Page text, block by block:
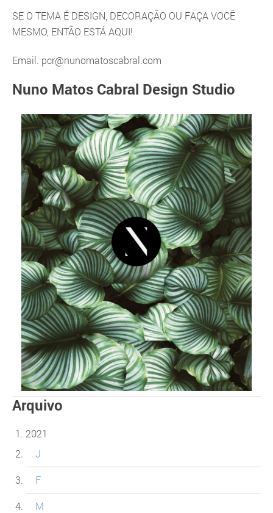
SE O TEMA É DESIGN, DECORAÇÃO OU FAÇA VOCÊ
MESMO, ENTÃO ESTÁ AQUI!
Email. pcr@nunomatoscabral.com
Nuno Matos Cabral Design Studio
Arquivo
2021
J
F
M